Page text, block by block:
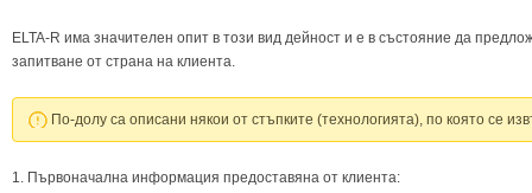
ELTA-R има значителен опит в този вид дейност и е в състояние да
запитване от страна на клиента.
По-долу са описани някои от стъпките (технологията), по която се
1. Първоначална информация предоставяна от клиента: